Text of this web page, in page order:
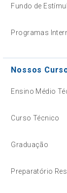
Fundo de
Programas
Nossos
Ensino Médio
Curso Técnico
Graduação
Preparatório